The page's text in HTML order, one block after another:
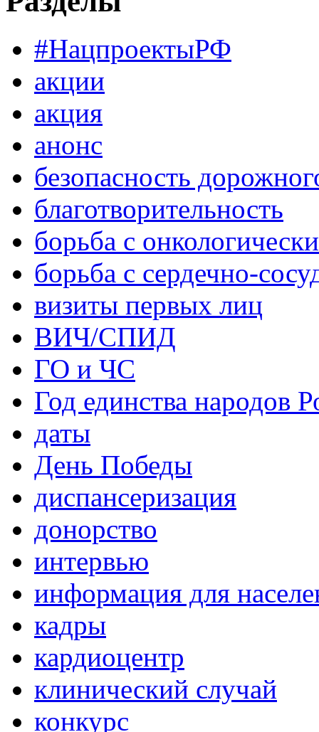
#НацпроектыРФ
акции
акция
анонс
безопасность
благотворительность
борьба с
борьба с сердечно-
визиты первых лиц
ВИЧ/СПИД
ГО и ЧС
Год единства народов
даты
День Победы
диспансеризация
донорство
интервью
информация для
кадры
кардиоцентр
клинический случай
конкурс